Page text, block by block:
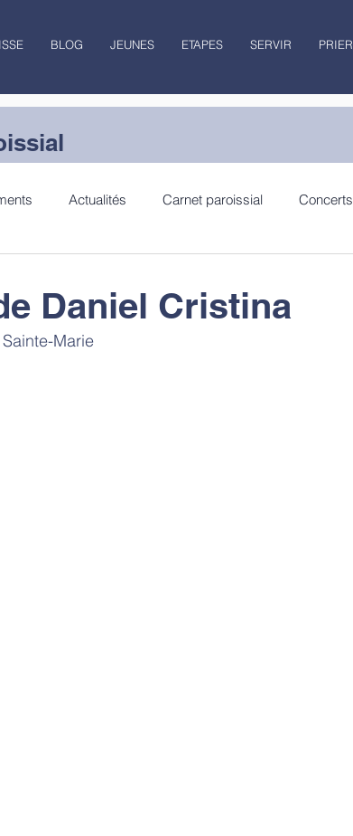
BLOG JEUNES ETAPES SERVIR PRIER
Actualités Carnet paroissial Concerts
Daniel Cristina
Marie